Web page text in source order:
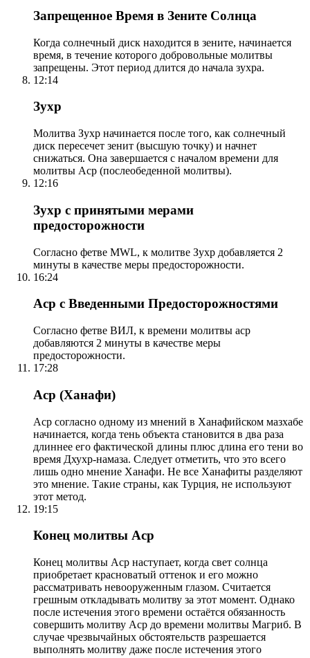
Запрещенное Время в Зените Солнца
Когда солнечный диск находится в зените, начинается
время, в течение которого добровольные молитвы
запрещены. Этот период длится до начала зухра.
12:14
Зухр
Молитва Зухр начинается после того, как солнечный
диск пересечет зенит (высшую точку) и начнет
снижаться. Она завершается с началом времени для
молитвы Аср (послеобеденной молитвы).
12:16
Зухр с принятыми мерами
предосторожности
Согласно фетве MWL, к молитве Зухр добавляется 2
минуты в качестве меры предосторожности.
16:24
Аср с Введенными Предосторожностями
Согласно фетве ВИЛ, к времени молитвы аср
добавляются 2 минуты в качестве меры
предосторожности.
17:28
Аср (Ханафи)
Аср согласно одному из мнений в Ханафийском мазхабе
начинается, когда тень объекта становится в два раза
длиннее его фактической длины плюс длина его тени во
время Дхухр-намаза. Следует отметить, что это всего
лишь одно мнение Ханафи. Не все Ханафиты разделяют
это мнение. Такие страны, как Турция, не используют
этот метод.
19:15
Конец молитвы Аср
Конец молитвы Аср наступает, когда свет солнца
приобретает красноватый оттенок и его можно
рассматривать невооруженным глазом. Считается
грешным откладывать молитву за этот момент. Однако
после истечения этого времени остаётся обязанность
совершить молитву Аср до времени молитвы Магриб. В
случае чрезвычайных обстоятельств разрешается
выполнять молитву даже после истечения этого